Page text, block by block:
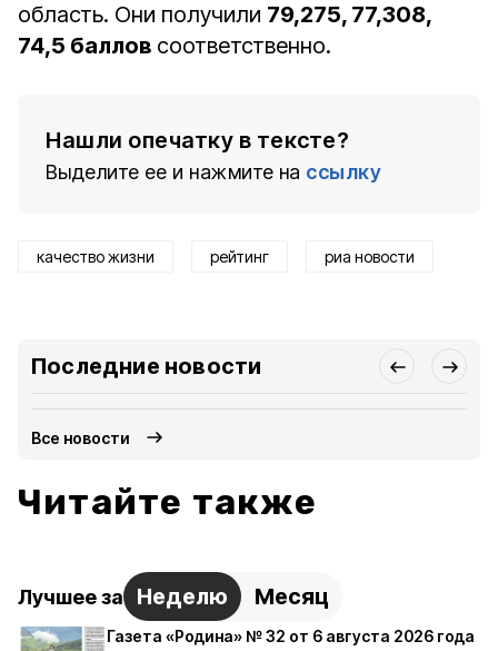
область. Они получили 79,275, 77,308,
74,5 баллов соответственно.
Нашли опечатку в тексте?
Выделите ее и нажмите на ссылку
качество жизни рейтинг риа новости
Последние новости
Все новости
Читайте также
Лучшее за Неделю Месяц
Газета «Родина» № 32 от 6 августа 2026 года